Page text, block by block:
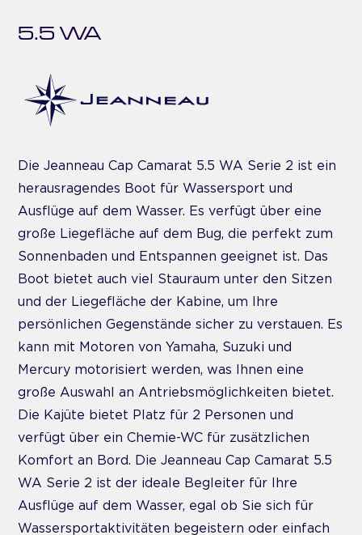
5.5 WA
Die Jeanneau Cap Camarat 5.5 WA Serie 2 ist ein
herausragendes Boot für Wassersport und
Ausflüge auf dem Wasser. Es verfügt über eine
große Liegefläche auf dem Bug, die perfekt zum
Sonnenbaden und Entspannen geeignet ist. Das
Boot bietet auch viel Stauraum unter den Sitzen
und der Liegefläche der Kabine, um Ihre
persönlichen Gegenstände sicher zu verstauen. Es
kann mit Motoren von Yamaha, Suzuki und
Mercury motorisiert werden, was Ihnen eine
große Auswahl an Antriebsmöglichkeiten bietet.
Die Kajüte bietet Platz für 2 Personen und
verfügt über ein Chemie-WC für zusätzlichen
Komfort an Bord. Die Jeanneau Cap Camarat 5.5
WA Serie 2 ist der ideale Begleiter für Ihre
Ausflüge auf dem Wasser, egal ob Sie sich für
Wassersportaktivitäten begeistern oder einfach